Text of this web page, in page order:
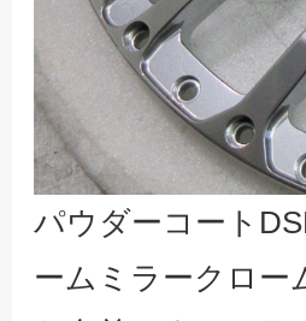
パウダーコート
ームミラークロー